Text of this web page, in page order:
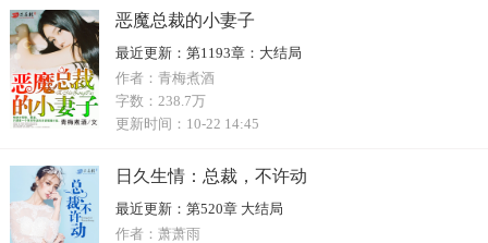
恶魔总裁的小妻子
最近更新： 第1193章：大结局
作者： 青梅煮酒
字数： 238.7万
更新时间： 10-22 14:45
日久生情：总裁，不许动
最近更新：
第520章 大结局
作者： 萧萧雨